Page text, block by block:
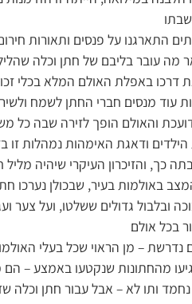
התארגנו על פנסים ותאורות
מה עובר בליבם של חתן וכלה
באפלת האולם המלא בכלי
עוד מנסים חברי החתן לשמח
והאולם הופך לזירה שבה
הילדים ודאגת האימהות נמהלות
כך, והזיכרון העיקרי שיהיה
באולמות בעיר, שבכולן נערכו
ובלבול גדולים ששלטו, ועל
בכל אולם
– מן הראוי שכל בעלי
מהחתונות שנקטעו באמצע – הם
נחמד ותו לא – אבל עבור חתן